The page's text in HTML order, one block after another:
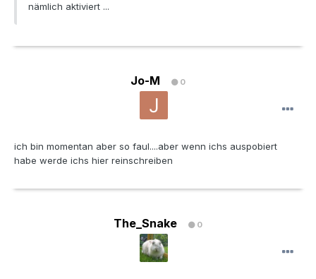
nämlich aktiviert ...
Jo-M 0
ich bin momentan aber so faul....aber wenn ichs auspobiert
habe werde ichs hier reinschreiben
The_Snake 0